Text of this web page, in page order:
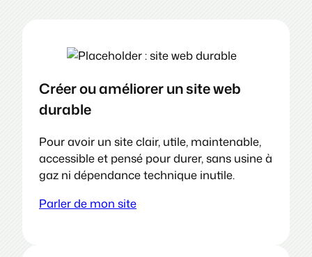
Créer ou améliorer un site web
durable
Pour avoir un site clair, utile, maintenable,
accessible et pensé pour durer, sans usine à
gaz ni dépendance technique inutile.
Parler de mon site